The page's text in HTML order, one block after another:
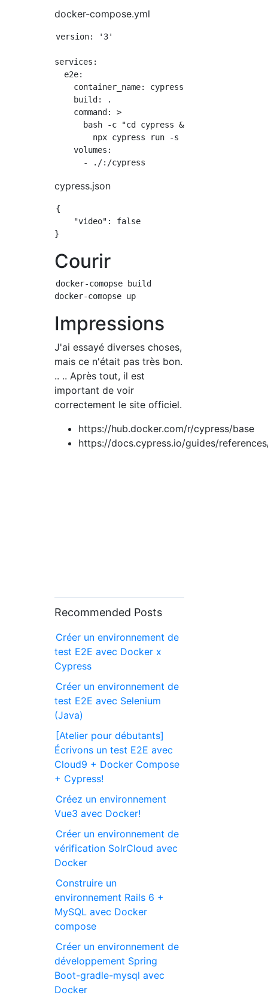
docker-compose.yml
version: '3'
services:
  e2e:
    container_name: cypress
    build: .
    command: >
      bash -c "cd cypress &&
npx cypress run -s cypress/
    volumes:
cypress.json
{
    "video": false
Courir
docker-comopse build
Impressions
J'ai essayé diverses choses,
mais ce n'était pas très bon.
.. .. Après tout, il est
important de voir
correctement le site officiel.
https://hub.docker.com/r/cypress/base
https://docs.cypress.io/guides/
Recommended Posts
Créer un environnement de
test E2E avec Docker x
Cypress
Créer un environnement de
test E2E avec Selenium
(Java)
[Atelier pour débutants]
Écrivons un test E2E avec
Cloud9 + Docker Compose
+ Cypress!
Créez un environnement
Vue3 avec Docker!
Créer un environnement de
vérification SolrCloud avec
Docker
Construire un
environnement Rails 6 +
MySQL avec Docker
compose
Créer un environnement de
développement Spring
Boot-gradle-mysql avec
Docker